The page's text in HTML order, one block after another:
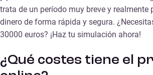
trata de un período muy breve y realmente
dinero de forma rápida y segura.
30000 euros? ¡Haz tu simulación ahora!
¿Qué costes tiene el